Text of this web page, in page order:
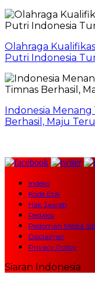
Olahraga
Putri Indonesia
Indonesia Menang
Berhasil, Maju
Indeks
Kode Etik
Hak Jawab
Redaksi
Pedoman Media
Disclaimer
Privacy Policy
Siaran Indonesia